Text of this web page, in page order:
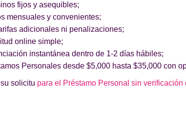
fijos y asequibles;
mensuales y convenientes;
adicionales ni penalizaciones;
online simple;
instantánea dentro de 1-2 días hábiles;
Personales desde $5,000 hasta $35,000 con
solicitu para el Préstamo Personal sin verificación